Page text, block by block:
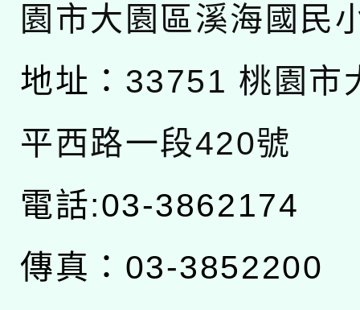
園市大園區溪海國民
地址： 33751 桃園市
平西路一段420號
電話:03-3862174
傳真：03-3852200